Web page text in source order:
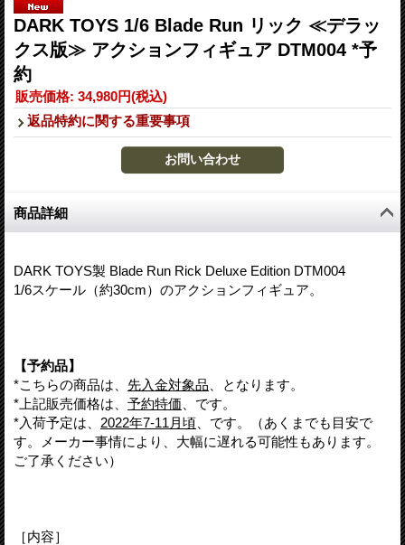
DARK TOYS 1/6 Blade Run リック ≪デラッ
クス版≫ アクションフィギュア DTM004 *予
約
販売価格: 34,980円(税込)
返品特約に関する重要事項
商品詳細
DARK TOYS製 Blade Run Rick Deluxe Edition DTM004
1/6スケール（約30cm）のアクションフィギュア。
【予約品】
*こちらの商品は、 先入金対象品 、となります。
*上記販売価格は、 予約特価 、です。
*入荷予定は、 2022年7-11月頃 、です。（あくまでも目安で
す。メーカー事情により、大幅に遅れる可能性もあります。
ご了承ください）
［内容］